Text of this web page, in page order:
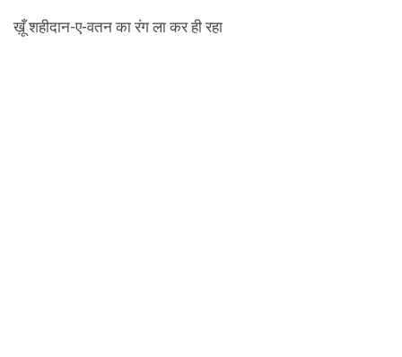
ख़ूँ शहीदान-ए-वतन का रंग ला कर ही रहा